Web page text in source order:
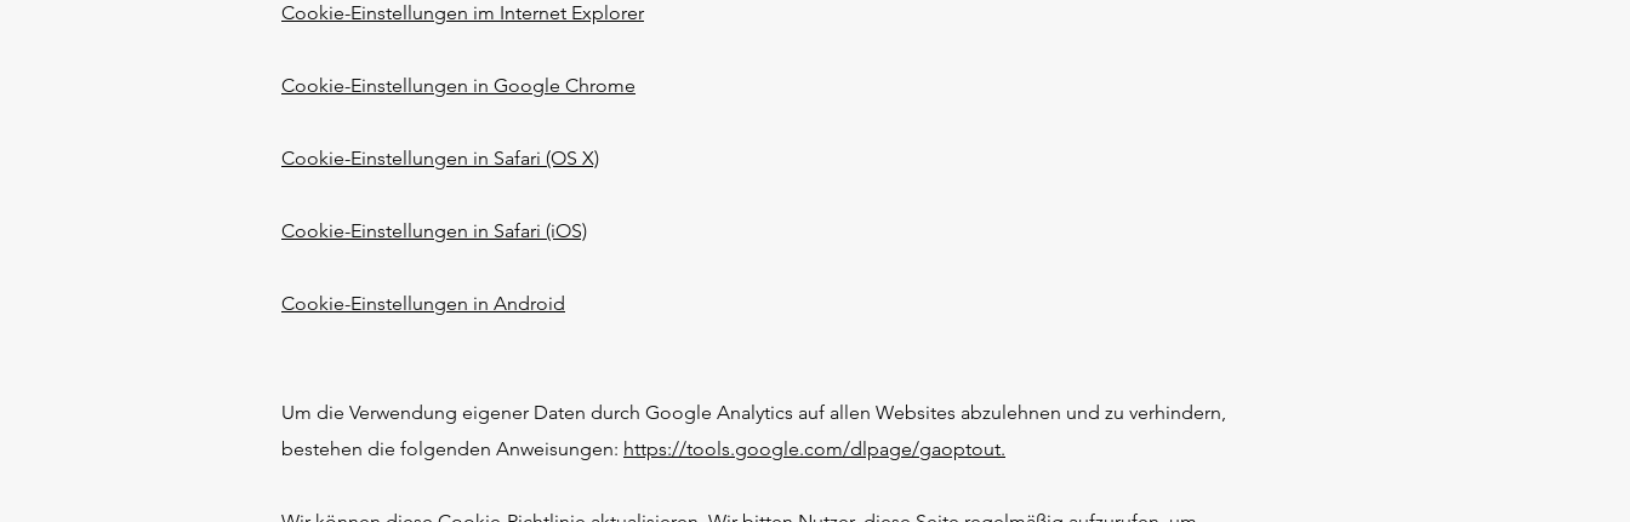
Cookie-Einstellungen im Internet Explorer
Cookie-Einstellungen in Google Chrome
Cookie-Einstellungen in Safari (OS X)
Cookie-Einstellungen in Safari (iOS)
Cookie-Einstellungen in Android
Um die Verwendung eigener Daten durch Google Analytics auf allen Websites abzulehnen und zu verhindern,
bestehen die folgenden Anweisungen: https://tools.google.com/dlpage/gaoptout.